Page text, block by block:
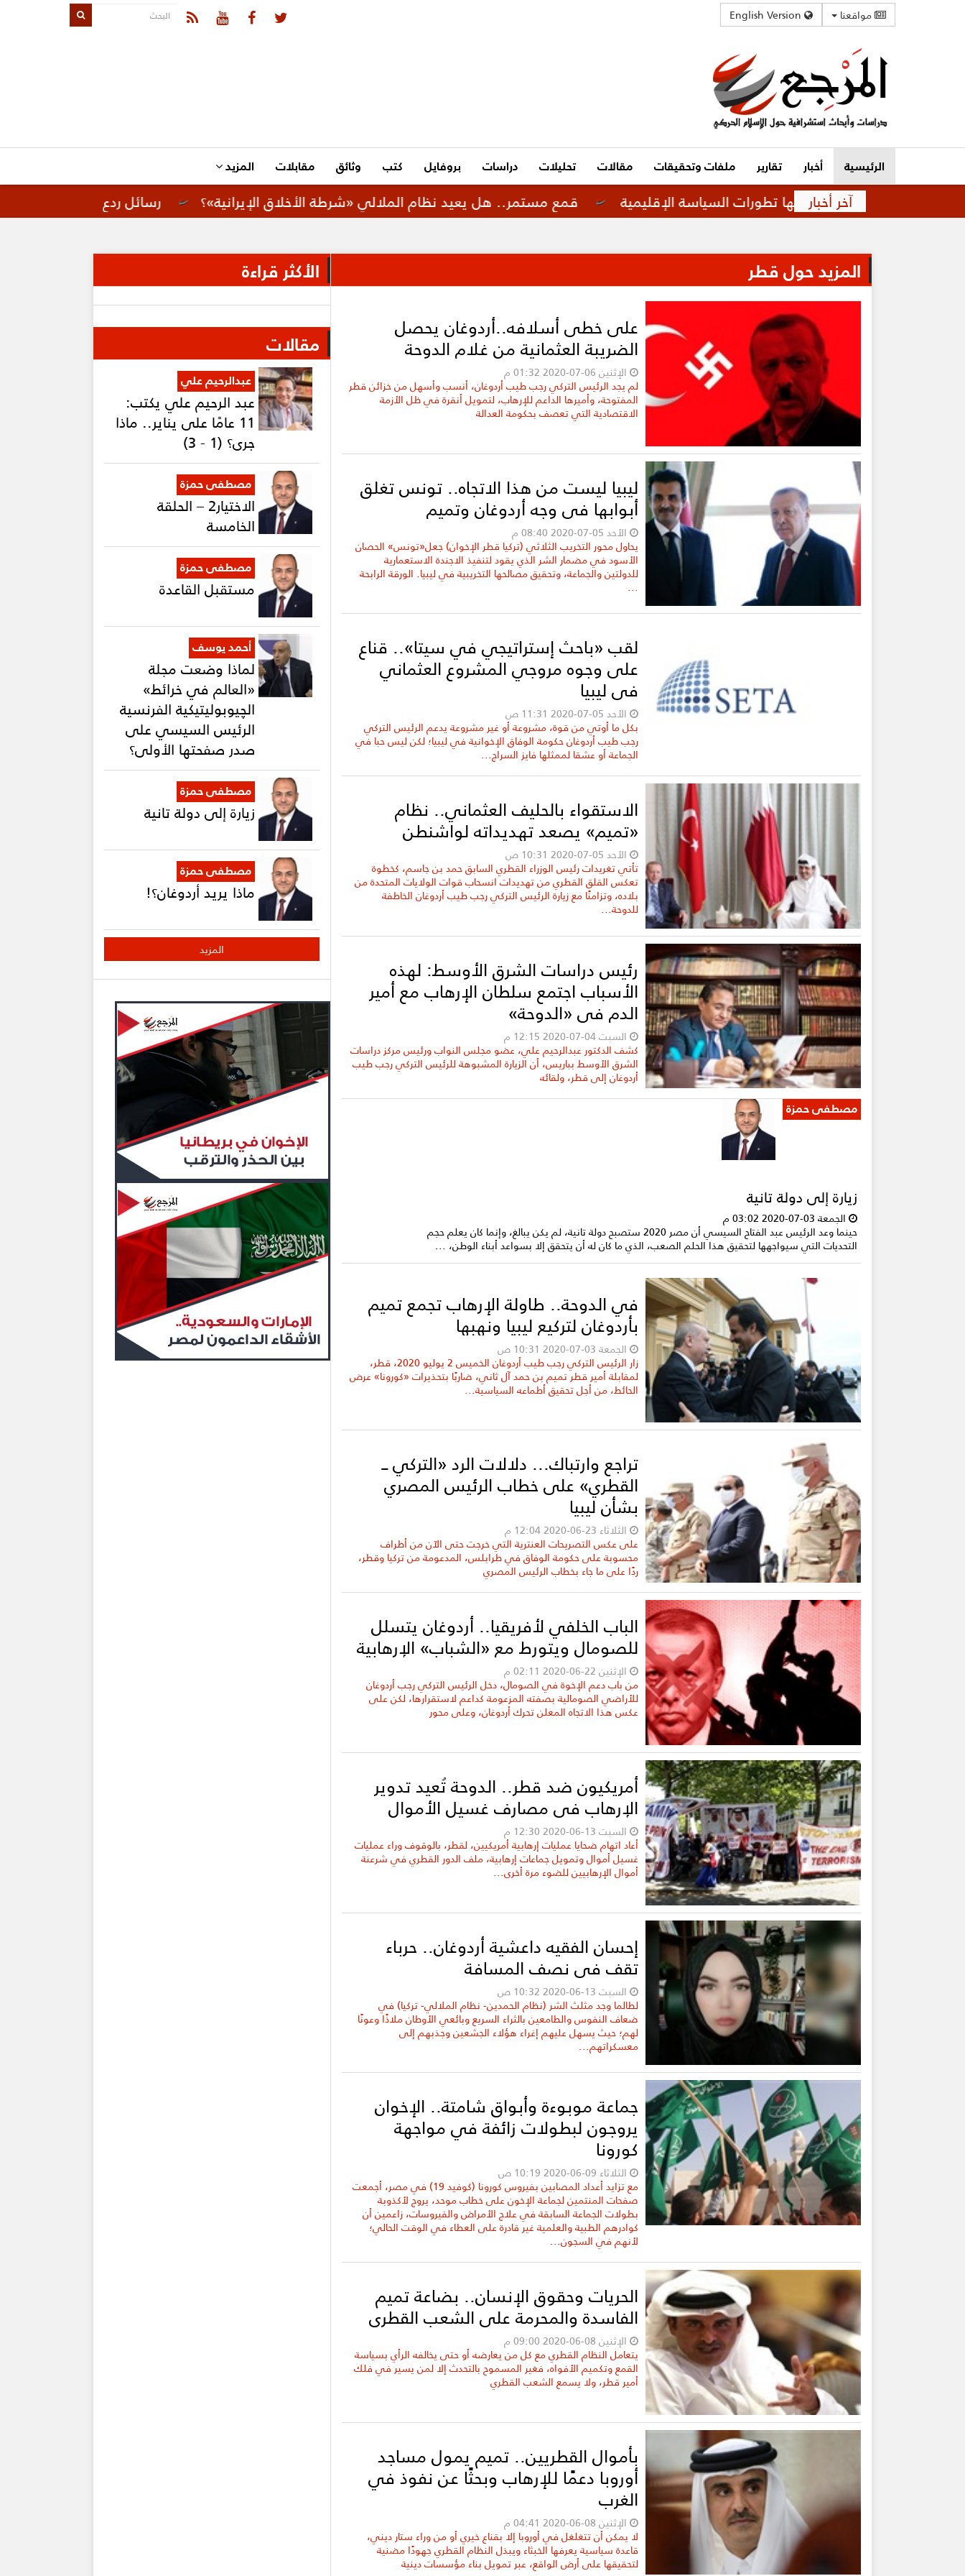
مواقعنا
الرئيسية أخبار تقارير ملفات وتحقيقات مقالات تحليلات دراسات بروفايل كتب وثائق مقابلات المزيد
آخر أخبار رسائل ردع لإيران.. تحركات أمريكية قمع مستمر.. هل يعيد نظام الملالي «شرطة الأخلاق الإيرانية»؟ متوترة تفرضها تطورات السياسة الإقليمية
المزيد حول قطر
على خطى أسلافه..أردوغان يحصل
الضريبة العثمانية من غلام الدوحة
الإثنين 06-07-2020 01:32 م
لم يجد الرئيس التركي رجب طيب أردوغان، أنسب وأسهل من خزائن قطر
المفتوحة، وأميرها الداعم للإرهاب، لتمويل أنقرة في ظل الأزمة
الاقتصادية التي تعصف بحكومة العدالة
ليبيا ليست من هذا الاتجاه.. تونس تغلق
أبوابها في وجه أردوغان وتميم
الأحد 05-07-2020 08:40 م
يحاول محور التخريب الثلاثي (تركيا قطر الإخوان) جعل«تونس» الحصان
الأسود في مضمار الشر الذي يقود لتنفيذ الاجندة الاستعمارية
للدولتين والجماعة، وتحقيق مصالحها التخريبية في ليبيا. الورقة الرابحة
...
لقب «باحث إستراتيجي في سيتا».. قناع
على وجوه مروجي المشروع العثماني
في ليبيا
الأحد 05-07-2020 11:31 ص
بكل ما أوتي من قوة، مشروعة أو غير مشروعة يدعم الرئيس التركي
رجب طيب أردوغان حكومة الوفاق الإخوانية في ليبيا؛ لكن ليس حبا في
الجماعة أو عشقا لممثلها فايز السراج...
الاستقواء بالحليف العثماني.. نظام
«تميم» يصعد تهديداته لواشنطن
الأحد 05-07-2020 10:31 ص
تأتي تغريدات رئيس الوزراء القطري السابق حمد بن جاسم، كخطوة
تعكس القلق القطري من تهديدات انسحاب قوات الولايات المتحدة من
بلاده، وتزامنًا مع زيارة الرئيس التركي رجب طيب أردوغان الخاطفة
للدوحة...
رئيس دراسات الشرق الأوسط: لهذه
الأسباب اجتمع سلطان الإرهاب مع أمير
الدم في «الدوحة»
السبت 04-07-2020 12:15 م
كشف الدكتور عبدالرحيم علي، عضو مجلس النواب ورئيس مركز دراسات
الشرق الأوسط بباريس، أن الزيارة المشبوهة للرئيس التركي رجب طيب
أردوغان إلى قطر، ولقائه
مصطفى حمزة
زيارة إلى دولة تانية
الجمعة 03-07-2020 03:02 م
حينما وعد الرئيس عبد الفتاح السيسي أن مصر 2020 ستصبح دولة تانية، لم يكن يبالغ، وإنما كان يعلم حجم
التحديات التي سيواجهها لتحقيق هذا الحلم الصعب، الذي ما كان له أن يتحقق إلا بسواعد أبناء الوطن، ...
في الدوحة.. طاولة الإرهاب تجمع تميم
بأردوغان لتركيع ليبيا ونهبها
الجمعة 03-07-2020 10:31 ص
زار الرئيس التركي رجب طيب أردوغان الخميس 2 يوليو 2020، قطر،
لمقابلة أمير قطر تميم بن حمد آل ثاني، ضاربًا بتحذيرات «كورونا» عرض
الحائط، من أجل تحقيق أطماعه السياسية...
تراجع وارتباك... دلالات الرد «التركي ــ
القطري» على خطاب الرئيس المصري
بشأن ليبيا
الثلاثاء 23-06-2020 12:04 م
على عكس التصريحات العنترية التي خرجت حتى الآن من أطراف
محسوبة على حكومة الوفاق في طرابلس، المدعومة من تركيا وقطر،
ردًا على ما جاء بخطاب الرئيس المصري
الباب الخلفي لأفريقيا.. أردوغان يتسلل
للصومال ويتورط مع «الشباب» الإرهابية
الإثنين 22-06-2020 02:11 م
من باب دعم الإخوة في الصومال، دخل الرئيس التركي رجب أردوغان
للأراضي الصومالية بصفته المزعومة كداعم لاستقرارها، لكن على
عكس هذا الاتجاه المعلن تحرك أردوغان، وعلى محور
أمريكيون ضد قطر.. الدوحة تُعيد تدوير
الإرهاب في مصارف غسيل الأموال
السبت 13-06-2020 12:30 م
أعاد اتهام ضحايا عمليات إرهابية أمريكيين، لقطر، بالوقوف وراء عمليات
غسيل أموال وتمويل جماعات إرهابية، ملف الدور القطري في شرعنة
أموال الإرهابيين للضوء مرة أخرى...
إحسان الفقيه داعشية أردوغان.. حرباء
تقف في نصف المسافة
السبت 13-06-2020 10:32 ص
لطالما وجد مثلث الشر (نظام الحمدين- نظام الملالي- تركيا) في
ضعاف النفوس والطامعين بالثراء السريع وبائعي الأوطان ملاذًا وعونًا
لهم؛ حيث يسهل عليهم إغراء هؤلاء الجشعين وجذبهم إلى
معسكراتهم...
جماعة موبوءة وأبواق شامتة.. الإخوان
يروجون لبطولات زائفة في مواجهة
كورونا
الثلاثاء 09-06-2020 10:19 ص
مع تزايد أعداد المصابين بفيروس كورونا (كوفيد 19) في مصر، أجمعت
صفحات المنتمين لجماعة الإخون على خطاب موحد، يروج لأكذوبة
بطولات الجماعة السابقة في علاج الأمراض والفيروسات، زاعمين أن
كوادرهم الطبية والعلمية غير قادرة على العطاء في الوقت الحالي؛
لأنهم في السجون...
الحريات وحقوق الإنسان.. بضاعة تميم
الفاسدة والمحرمة على الشعب القطري
الإثنين 08-06-2020 09:00 م
يتعامل النظام القطري مع كل من يعارضه أو حتى يخالفه الرأي بسياسة
القمع وتكميم الأفواه، فغير المسموح بالتحدث إلا لمن يسير في فلك
أمير قطر، ولا يسمع الشعب القطري
بأموال القطريين.. تميم يمول مساجد
أوروبا دعمًا للإرهاب وبحثًا عن نفوذ في
الغرب
الإثنين 08-06-2020 04:41 م
لا يمكن أن تتغلغل في أوروبا إلا بقناع خيري أو من وراء ستار ديني،
قاعدة سياسية يعرفها الخبثاء ويبذل النظام القطري جهودًا مضنية
لتحقيقها على أرض الواقع، عبر تمويل بناء مؤسسات دينية
الأكثر قراءة
مقالات
عبدالرحيم علي
عبد الرحيم علي يكتب:
11 عامًا على يناير.. ماذا
جرى؟ (1 - 3)
مصطفى حمزة
الاختيار2 – الحلقة
الخامسة
مصطفى حمزة
مستقبل القاعدة
أحمد يوسف
لماذا وضعت مجلة
«العالم في خرائط»
الچيوبوليتيكية الفرنسية
الرئيس السيسي على
صدر صفحتها الأولى؟
مصطفى حمزة
زيارة إلى دولة تانية
مصطفى حمزة
ماذا يريد أردوغان؟!
المزيد